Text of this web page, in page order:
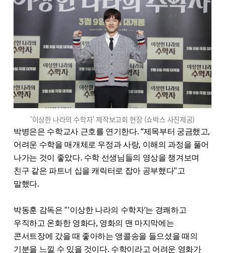
'이상한 나라의 수학자' 제작보고회 현장 (쇼박스 사진제공)
박병은은 수학교사 근호를 연기한다. “제목부터 궁금했고,
어려운 수학을 매개체로 우정과 사랑, 이해의 과정을 풀어
나가는 것이 좋았다. 수학 선생님들의 영상을 챙겨보며
친구 같은 파트너 십을 캐릭터로 잡아 공부했다"고
말했다.
박동훈 감독은 "'이상한 나라의 수학자‘는 경쾌하고
우직하고 온화한 영화다, 영화의 맨 마지막에는
콘서트장에 갔을 때 좋아하는 앵콜송을 들으셨을 때의
기분을 느낄 수 있을 것이다. 수학이라고 어려운 영화가